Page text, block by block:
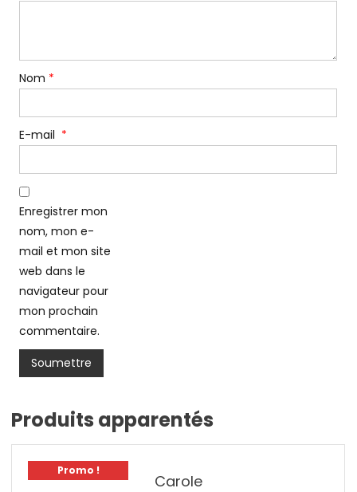
Nom *
E-mail *
Enregistrer mon
nom, mon e-
mail et mon site
web dans le
navigateur pour
mon prochain
commentaire.
Produits apparentés
Promo !
Carole